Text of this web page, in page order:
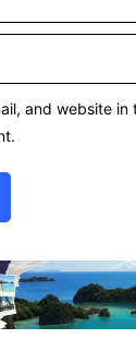
and website